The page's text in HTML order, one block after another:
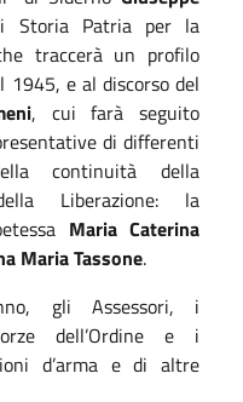
Storia Patria per la
traccerà un profilo
1945, e al discorso del
, cui farà seguito
di differenti
continuità della
Liberazione: la
Maria Caterina
Maria Tassone.
gli Assessori, i
dell’Ordine e i
d’arma e di altre